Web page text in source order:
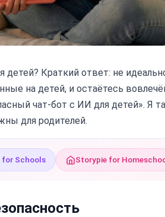
Краткий ответ: не
на детей, и остаётесь
чат-бот с ИИ для детей». Я
для родителей.
for Schools Storypie for